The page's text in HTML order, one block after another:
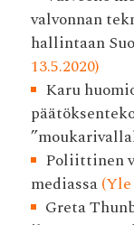
valvonnan
hallintaan
13.5.2020)
Karu
Poliittinen
mediassa(Yle
Greta